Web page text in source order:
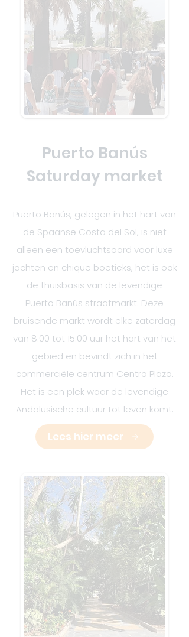
Puerto Banús
Saturday market
Puerto Banús, gelegen in het hart van
de Spaanse Costa del Sol, is niet
alleen een toevluchtsoord voor luxe
jachten en chique boetieks, het is ook
de thuisbasis van de levendige
Puerto Banús straatmarkt. Deze
bruisende markt wordt elke zaterdag
van 8.00 tot 15.00 uur het hart van het
gebied en bevindt zich in het
commerciële centrum Centro Plaza.
Het is een plek waar de levendige
Andalusische cultuur tot leven komt.
Lees hier meer